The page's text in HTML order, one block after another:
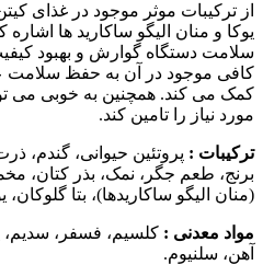
از ترکیبات موثر موجود در غذای
یوکا و منان الیگو ساکارید ها
سلامت دستگاه گوارش و بهبود
کافی موجود در آن به حفظ سلامت
کمک می کند. همچنین به خوبی می
مورد نیاز را تامین کند.
ترکیبات : پروتئین حیوانی، گندم،
(منان الیگو ساکاریدها)، بتا گلوکان،
مواد معدنی : کلسیم، فسفر، سدیم،
آهن، سلنیوم.